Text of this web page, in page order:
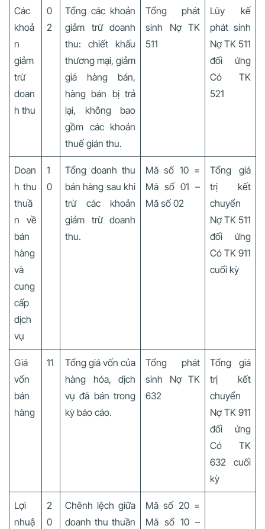
Các
khoả
n
giảm
trừ
doan
h thu
0
2
Tổng các khoản
giảm trừ doanh
thu: chiết khấu
thương mại, giảm
giá hàng bán,
hàng bán bị trả
lại, không bao
gồm các khoản
thuế gián thu.
Tổng phát
sinh Nợ TK
511
Lũy kế
phát sinh
Nợ TK 511
đối ứng
Có TK
521
Doan
h thu
thuầ
n về
bán
hàng
và
cung
cấp
dịch
vụ
1
0
Tổng doanh thu
bán hàng sau khi
trừ các khoản
giảm trừ doanh
thu.
Mã số 10 =
Mã số 01 –
Mã số 02
Tổng giá
trị kết
chuyển
Nợ TK 511
đối ứng
Có TK 911
cuối kỳ
Giá
vốn
bán
hàng
11
Tổng giá vốn của
hàng hóa, dịch
vụ đã bán trong
kỳ báo cáo.
Tổng phát
sinh Nợ TK
632
Tổng giá
trị kết
chuyển
Nợ TK 911
đối ứng
Có TK
632 cuối
kỳ
Lợi
nhuậ
2
0
Chênh lệch giữa
doanh thu thuần
Mã số 20 =
Mã số 10 –